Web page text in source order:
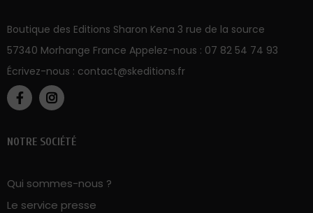
Boutique des Editions Sharon Kena 3 rue de la source
57340 Morhange France Appelez-nous : 07 82 54 74 93
Écrivez-nous : contact@skeditions.fr
NOTRE SOCIÉTÉ
Qui sommes-nous ?
Le service presse